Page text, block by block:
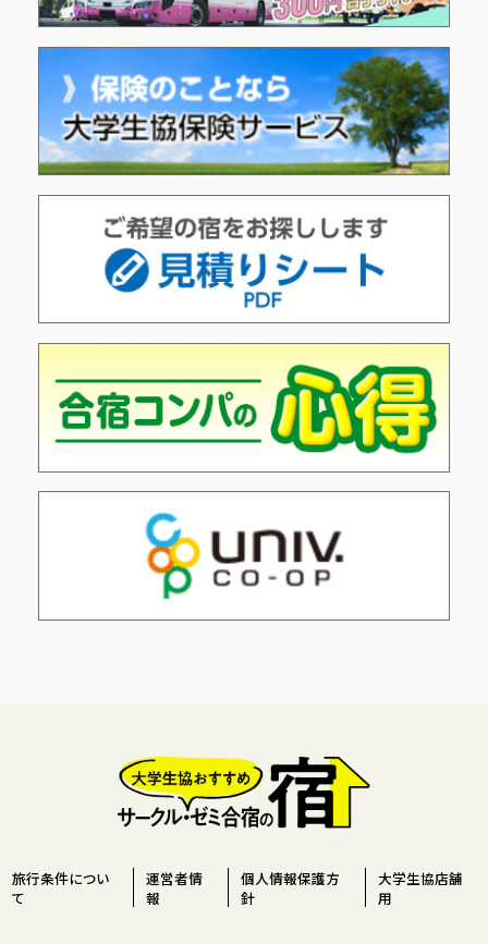
旅行条件につい
て
運営者情
報
個人情報保護方
針
大学生協店舗
用